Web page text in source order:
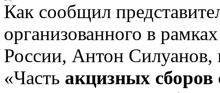
Как сообщил
организованного в
России, Антон
«Часть акцизных сборов